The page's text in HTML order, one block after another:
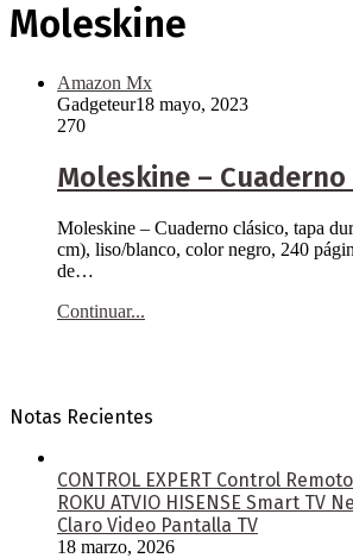
Moleskine
Amazon Mx
Gadgeteur18 mayo, 2023
270
Moleskine –
Moleskine – Cuaderno clásico, tapa
cm), liso/blanco, color negro, 240
de…
Continuar...
Notas Recientes
CONTROL EXPERT Control
ROKU ATVIO HISENSE Smart TV
Claro Video Pantalla TV
18 marzo, 2026